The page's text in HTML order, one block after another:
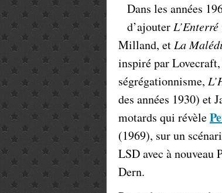
Dans les années
d’ajouter
Milland, et La
inspiré par
ségrégationnisme,
des années 1930) et
motards qui révèle
(1969), sur un
LSD avec à nouveau
Dern.